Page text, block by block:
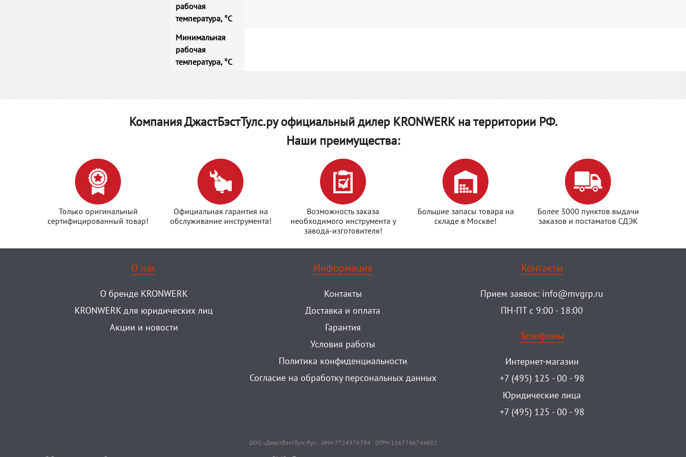
рабочая
температура, °C
Минимальная
рабочая
температура, °C
Компания ДжастБэстТулс.ру официальный дилер KRONWERK на территории РФ.
Наши преимущества:
Только оригинальный
сертифицированный товар!
Официальная гарантия на
обслуживание инструмента!
Возможность заказа
необходимого инструмента у
завода-изготовителя!
Большие запасы товара на
складе в Москве!
Более 3000 пунктов выдачи
заказов и постаматов СДЭК
О нас
О бренде KRONWERK
KRONWERK для юридических лиц
Акции и новости
Информация
Контакты
Доставка и оплата
Гарантия
Условия работы
Политика конфиденциальности
Согласие на обработку персональных данных
Контакты
Прием заявок: info@mvgrp.ru
ПН-ПТ с 9:00 - 18:00
Телефоны
Интернет-магазин
+7 (495) 125 - 00 - 98
Юридические лица
+7 (495) 125 - 00 - 98
ООО «ДжастБэстТулс.Ру» · ИНН 7724376794 · ОГРН 1167746744802